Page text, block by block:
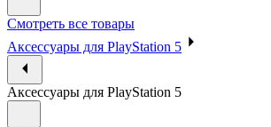
Смотреть все товары
Аксессуары для PlayStation 5
Аксессуары для PlayStation 5